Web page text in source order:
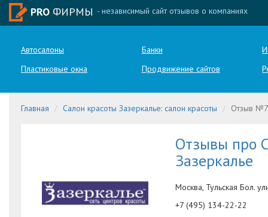
PRO ФИРМЫ - независимый сайт отзывов о компаниях
Автосалоны Банки
Пластиковые окна
Продвижение сайтов
Главная Салон красоты Зазеркалье: салон красоты Отзыв
Отзывы про
Зазеркалье
Москва, Тульская Бол.
+7 (495) 134-22-22